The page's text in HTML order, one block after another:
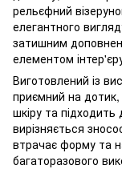
рельєфний
елегантного
затишним
елементом
Виготовлений із
приємний на
шкіру та
вирізняється
втрачає форму та
багаторазового